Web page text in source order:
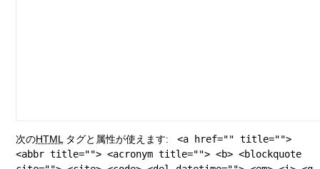
次のHTML タグと属性が使えます:
<a href="" title="">
<abbr title=""> <acronym title=""> <b> <blockquote